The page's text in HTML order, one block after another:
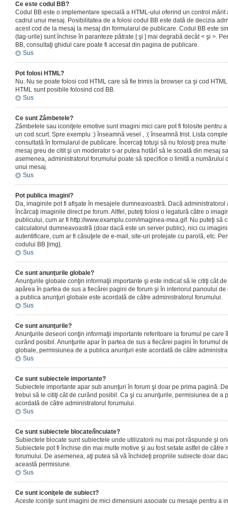
Ce este codul BB?
Codul BB este o implementare specială a HTML-ului oferind un control
cadrul unui mesaj. Posibilitatea de a folosi codul BB este dată de decizia
acest cod de la mesaj la mesaj din formularul de publicare. Codul BB este
(tag-urile) sunt închise în paranteze pătrate [ şi ] mai degrabă decât < şi >.
BB, consultaţi ghidul care poate fi accesat din pagina de publicare.
Sus
Pot folosi HTML?
Nu. Nu se poate folosi cod HTML care să fie trimis la browser ca şi cod
HTML sunt posibile folosind cod BB.
Sus
Ce sunt Zâmbetele?
Zâmbetele sau iconiţele emotive sunt imagini mici care pot fi folosite pentru
un cod scurt. Spre exemplu :) înseamnă vesel , :( înseamnă trist. Lista
consultată în formularul de publicare. Încercaţi totuşi să nu folosiţi prea
mesaj greu de citit şi un moderator s-ar putea hotărî să le scoată din mesaj
asemenea, administratorul forumului poate să specifice o limită a numărului
unui mesaj.
Sus
Pot publica imagini?
Da, imaginile pot fi afişate în mesajele dumneavoastră. Dacă
încărcaţi imaginile direct pe forum. Altfel, puteţi folosi o legatură către o
publicului, cum ar fi http://www.examplu.com/imaginea-mea.gif. Nu puteţi să
calculatorul dumneavoastră (doar dacă este un server public), nici cu
autentificare, cum ar fi căsuţele de e-mail, site-uri protejate cu parolă, etc.
codului BB [img].
Sus
Ce sunt anunţurile globale?
Anunţurile globale conţin informaţii importante şi este indicat să le citiţi cât
apărea în partea de sus a fiecărei pagini de forum şi în interiorul panoului
a publica anunţuri globale este acordată de către administratorul forumului.
Sus
Ce sunt anunţurile?
Anunţurile deseori conţin informaţii importante referitoare la forumul pe care
curând posibil. Anunţurile apar în partea de sus a fiecărei pagini în forumul
globale, permisiunea de a publica anunţuri este acordată de către
Sus
Ce sunt subiectele importante?
Subiectele importante apar sub anunţuri în forum şi doar pe prima pagină.
trebui să le citiţi cât de curând posibil. Ca şi cu anunţurile, permisiunea de a
acordată de către administratorul forumului.
Sus
Ce sunt subiectele blocate/încuiate?
Subiectele blocate sunt subiectele unde utilizatorii nu mai pot răspunde şi
Subiectele pot fi închise din mai multe motive şi au fost setate astfel de către
forumului. De asemenea, aţi putea să vă închideţi propriile subiecte doar
această permisiune.
Sus
Ce sunt iconiţele de subiect?
Aceste iconiţe sunt imagini de mici dimensiuni asociate cu mesaje pentru a